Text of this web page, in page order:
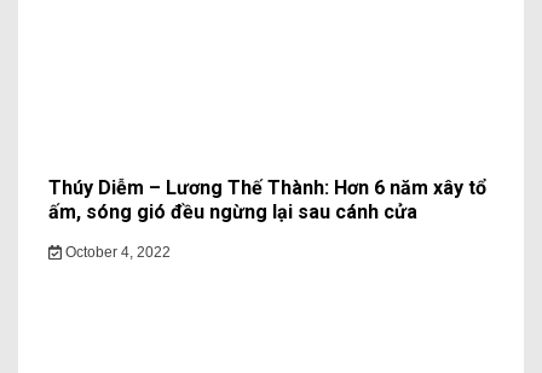
Thúy Diễm – Lương Thế Thành: Hơn 6 năm xây tổ
ấm, sóng gió đều ngừng lại sau cánh cửa
October 4, 2022